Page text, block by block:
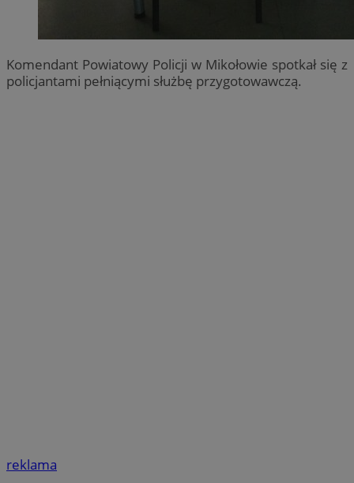
Komendant Powiatowy Policji w Mikołowie spotkał się z
policjantami pełniącymi służbę przygotowawczą.
reklama